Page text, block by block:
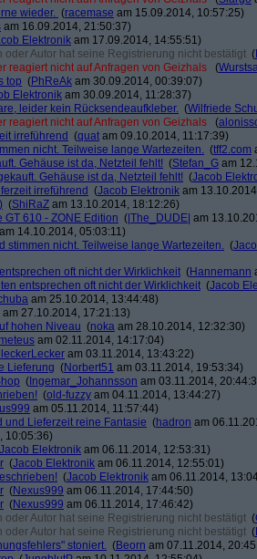
wieder. (racemase am 15.09.2014, 10:57:25)
am 16.09.2014, 21:50:37)
Elektronik am 17.09.2014, 14:55:51)
oder Autor hat seine Registrierung nicht bestätigt (
reagiert nicht auf Anfragen von Geizhals (
top (PhReAk am 30.09.2014, 00:39:07)
Elektronik am 30.09.2014, 11:28:37)
leider kein Rücksendeaufkleber. (Wilfriede
reagiert nicht auf Anfragen von Geizhals (
irreführend (quat am 09.10.2014, 11:17:39)
nicht. Teilweise lange Wartezeiten. (tff2.com
Gehäuse ist da, Netzteil fehlt! (Stefan_G am
Gehäuse ist da, Netzteil fehlt! (Jacob
irreführend (Jacob Elektronik am
(ShiRaZ am 13.10.2014, 18:12:26)
GT 610 - ZONE Edition ( |The_DUDE| am
am 14.10.2014, 05:03:11)
stimmen nicht. Teilweise lange Wartezeiten. (
oft nicht der Wirklichkeit (Hannemann
entsprechen oft nicht der Wirklichkeit (Jacob
am 25.10.2014, 13:44:48)
am 27.10.2014, 17:21:13)
hohen Niveau (noka am 28.10.2014, 12:32:30)
am 02.11.2014, 14:17:04)
am 03.11.2014, 13:43:22)
Lieferung (Norbert51 am 03.11.2014, 19:53:34)
( Ingemar_Johannsson am 03.11.2014,
(old-fuzzy am 04.11.2014, 13:44:27)
am 05.11.2014, 11:57:44)
Lieferzeit reine Fantasie (hadron am
10:05:36)
Jacob Elektronik am 06.11.2014, 12:53:31)
(Jacob Elektronik am 06.11.2014, 12:55:01)
(Jacob Elektronik am 06.11.2014,
(Nexus999 am 06.11.2014, 17:44:50)
(Nexus999 am 06.11.2014, 17:46:42)
oder Autor hat seine Registrierung nicht bestätigt (
oder Autor hat seine Registrierung nicht bestätigt (
stoniert. (Beorn am 07.11.2014,